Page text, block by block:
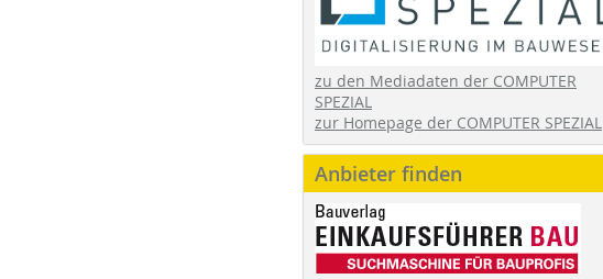
zu den Mediadaten der COMPUTER
SPEZIAL
zur Homepage der COMPUTER SPEZIAL
Anbieter finden